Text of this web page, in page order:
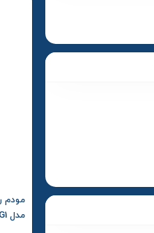
مدل TF-i60 G1